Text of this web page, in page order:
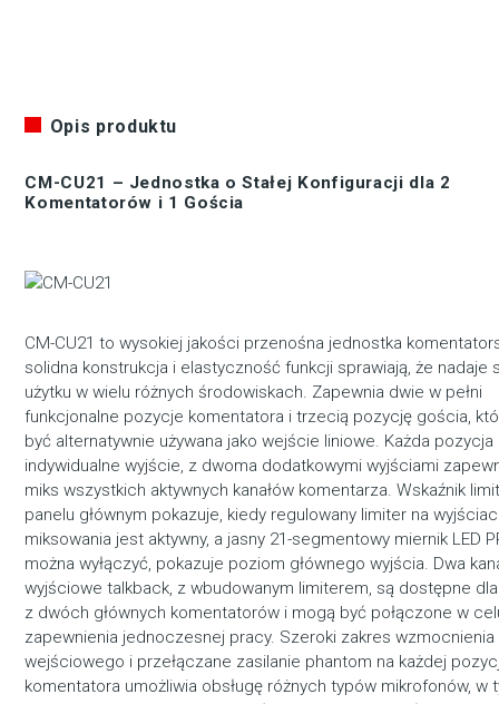
Opis produktu
CM-CU21 – Jednostka o Stałej Konfiguracji dla 2
Komentatorów i 1 Gościa
CM-CU21 to wysokiej jakości przenośna jednostka
solidna konstrukcja i elastyczność funkcji sprawiają, że nadaje
użytku w wielu różnych środowiskach. Zapewnia dwie w pełni
funkcjonalne pozycje komentatora i trzecią pozycję gościa,
być alternatywnie używana jako wejście liniowe. Każda pozycja
indywidualne wyjście, z dwoma dodatkowymi wyjściami
miks wszystkich aktywnych kanałów komentarza. Wskaźnik
panelu głównym pokazuje, kiedy regulowany limiter na
miksowania jest aktywny, a jasny 21-segmentowy miernik LED
można wyłączyć, pokazuje poziom głównego wyjścia. Dwa
wyjściowe talkback, z wbudowanym limiterem, są dostępne
z dwóch głównych komentatorów i mogą być połączone w
zapewnienia jednoczesnej pracy. Szeroki zakres wzmocnienia
wejściowego i przełączane zasilanie phantom na każdej
komentatora umożliwia obsługę różnych typów mikrofonów, w